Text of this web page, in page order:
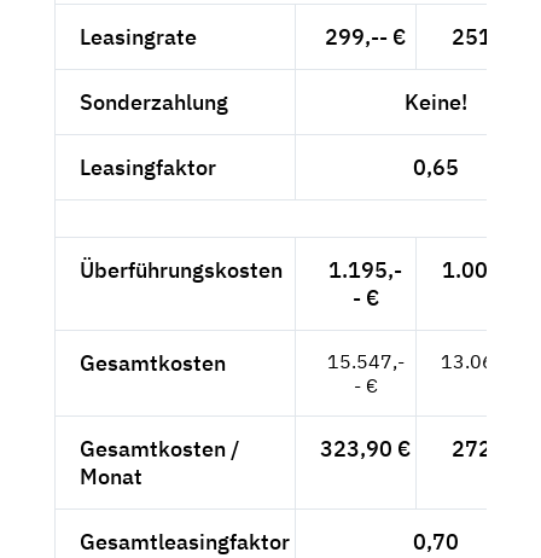
Leasingrate 299,-- € 251,26 €
Sonderzahlung Keine!
Leasingfaktor 0,65
Überführungskosten
1.195,-
- €
1.004,20
Gesamtkosten
15.547,-
- €
13.064,71
Gesamtkosten /
Monat
323,90 € 272,18 €
Gesamtleasingfaktor 0,70